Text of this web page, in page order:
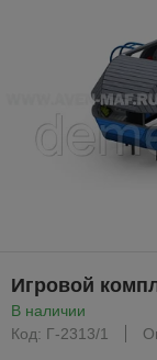
Игровой
В наличии
Код: Г-2313/1